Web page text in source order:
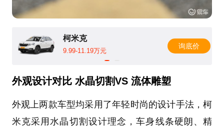
柯米克
9.99-11.19万元
询底价
外观设计对比 水晶切割VS 流体雕塑
外观上两款车型均采用了年轻时尚的设计手法，柯
米克采用水晶切割设计理念，车身线条硬朗、精